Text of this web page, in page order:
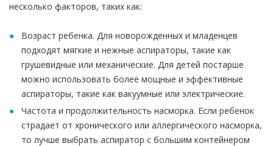
несколько факторов, таких как:
Возраст ребенка. Для новорожденных и младенцев
подходят мягкие и нежные аспираторы, такие как
грушевидные или механические. Для детей постарше
можно использовать более мощные и эффективные
аспираторы, такие как вакуумные или электрические.
Частота и продолжительность насморка. Если ребенок
страдает от хронического или аллергического насморка,
то лучше выбрать аспиратор с большим контейнером